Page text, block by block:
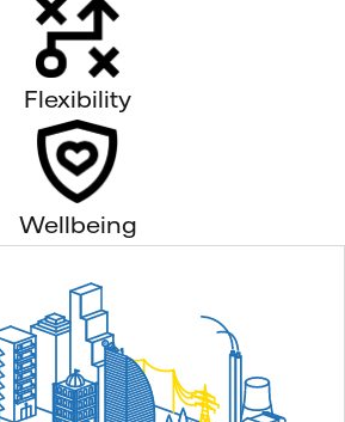
Flexibility
Wellbeing